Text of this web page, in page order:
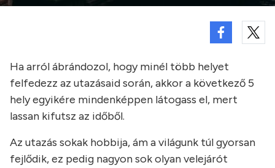
Ha arról ábrándozol, hogy minél több helyet
felfedezz az utazásaid során, akkor a következő 5
hely egyikére mindenképpen látogass el, mert
lassan kifutsz az időből.
Az utazás sokak hobbija, ám a világunk túl gyorsan
fejlődik, ez pedig nagyon sok olyan velejárót